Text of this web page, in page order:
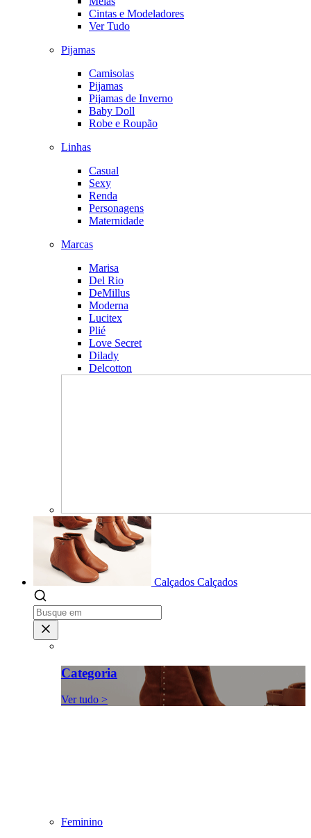
Cintas e Modeladores
Ver Tudo
Pijamas
Camisolas
Pijamas
Pijamas de Inverno
Baby Doll
Robe e Roupão
Linhas
Casual
Sexy
Renda
Personagens
Maternidade
Marcas
Marisa
Del Rio
DeMillus
Moderna
Lucitex
Plié
Love Secret
Dilady
Delcotton
Calçados Calçados
Categoria
Ver tudo >
Feminino